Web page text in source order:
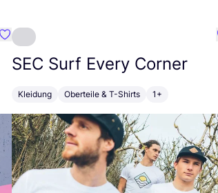
Favorit Susan Bijl
SEC Surf Every Corner
Kleidung Oberteile & T-Shirts 1+